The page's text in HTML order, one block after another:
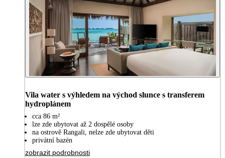
Vila water s výhledem na východ slunce s transferem
hydroplánem
cca 86 m²
lze zde ubytovat až 2 dospělé osoby
na ostrově Rangali, nelze zde ubytovat děti
privátní bazén
zobrazit podrobnosti